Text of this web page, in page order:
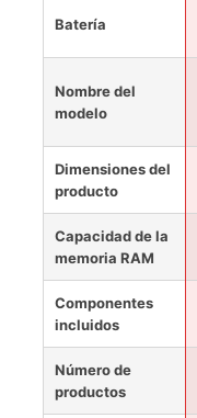
Batería
Nombre del
modelo
Dimensiones del
producto
Capacidad de la
memoria RAM
Componentes
incluidos
Número de
productos